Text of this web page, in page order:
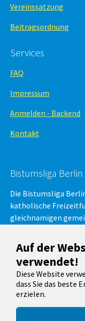
Auf der
verwendet!
Diese Website
dass Sie das beste
erzielen.
Vereinssatzung
Beitragsordnung
Services
FAQ
Impressum
Anmelden - Backend
Kontakt
Bistumsliga Berlin
Die Bistumsliga
katholische
gleichnamigen
Bistumsliga-
aus der Region
Running with